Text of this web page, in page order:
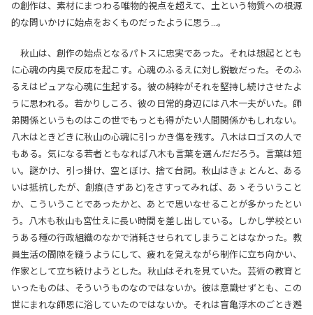
の創作は、素材にまつわる唯物的視点を超えて、土という物質への根源
的な問いかけに始点をおくものだったように思う…。
秋山は、創作の始点となるパトスに忠実であった。それは想起ととも
に心魂の内奥で反応を起こす。心魂のふるえに対し鋭敏だった。そのふ
るえはピュアな心魂に生起する。彼の純粋がそれを堅持し続けさせたよ
うに思われる。若かりしころ、彼の日常的身辺には八木一夫がいた。師
弟関係というものはこの世でもっとも得がたい人間関係かもしれない。
八木はときどきに秋山の心魂に引っかき傷を残す。八木はロゴスの人で
もある。気になる若者ともなれば八木も言葉を選んだだろう。言葉は短
い。謎かけ、引っ掛け、空とぼけ、捨て台詞。秋山はきょとんと、ある
いは抵抗したが、創痕(きずあと)をさすってみれば、あゝそういうこと
か、こういうことであったかと、あとで思いなせることが多かったとい
う。八木も秋山も宮仕えに長い時間を差し出している。しかし学校とい
うある種の行政組織のなかで消耗させられてしまうことはなかった。教
員生活の間隙を縫うようにして、疲れを覚えながら制作に立ち向かい、
作家として立ち続けようとした。秋山はそれを見ていた。芸術の教育と
いったものは、そういうものなのではないか。彼は意識せずとも、この
世にまれな師恩に浴していたのではないか。それは盲亀浮木のごとき邂